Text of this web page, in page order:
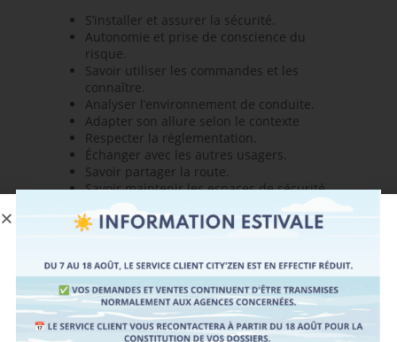
S’installer et assurer la sécurité.
Autonomie et prise de conscience du
risque.
Savoir utiliser les commandes et les
connaître.
Analyser l’environnement de conduite.
Adapter son allure selon le contexte
Respecter la réglementation.
Échanger avec les autres usagers.
Savoir partager la route.
Savoir maintenir les espaces de sécurité.
FICHE DÉROULÉ EXAMEN